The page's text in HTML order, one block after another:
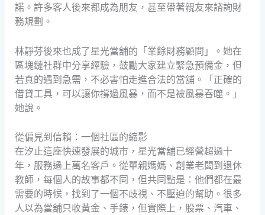
諾。許多客人後來都成為朋友，甚至帶著親友來諮詢財
務規劃。
林靜芬後來也成了星光當舖的「業餘財務顧問」。她在
區塊鏈社群中分享經驗，鼓勵大家建立緊急預備金，但
若真的遇到急需，不必害怕走進合法的當舖。「正確的
借貸工具，可以讓你撐過風暴，而不是被風暴吞噬。」
她說。
從偏見到信賴：一個社區的縮影
在汐止這座快速發展的城市，星光當舖已經營超過十
年，服務過上萬名客戶。從單親媽媽、創業老闆到退休
教師，每個人的故事都不同，但共同點是：他們都在最
需要的時候，找到了一個不歧視、不壓迫的幫助。很多
人以為當舖只收黃金、手錶，但實際上，股票、汽車、